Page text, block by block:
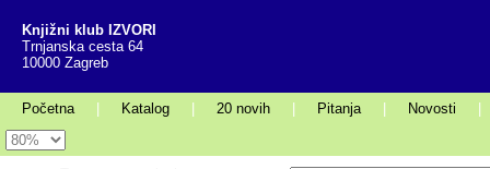
Knjižni klub IZVORI
Trnjanska cesta 64
10000 Zagreb
Početna Katalog 20 novih Pitanja Novosti